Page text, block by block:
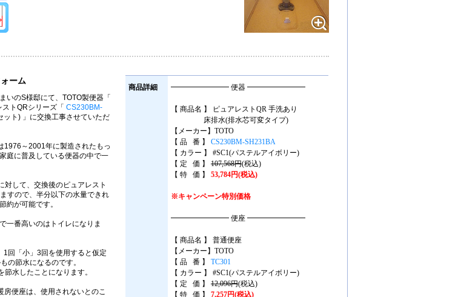
ーム
いのS様邸にて、TOTO製便器「
トQRシリーズ「 CS230BM-
ット) 」に交換工事させていただ
1976～2001年に製造されたもっ
庭に普及している便器の中で一
対して、交換後のピュアレスト
すので、半分以下の水量できれ
約が可能です。
一番高いのはトイレになりま
回「小」3回を使用すると仮定
の節水になるのです。
水したことになります。
房便座は、使用されないとのこ
商品詳細 ━━━━━━━━ 便器 ━━━━━━━━
【 商品名 】 ピュアレストQR 手洗あり
床排水(排水芯可変タイプ)
【メーカー】TOTO
【 品 番 】 CS230BM-SH231BA
【 カラー 】 #SC1(パステルアイボリー)
【 定 価 】 107,568円(税込)
【 特 価 】 53,784円(税込)
※キャンペーン特別価格
━━━━━━━━ 便座 ━━━━━━━━
【 商品名 】 普通便座
【メーカー】TOTO
【 品 番 】 TC301
【 カラー 】 #SC1(パステルアイボリー)
【 定 価 】 12,096円(税込)
【 特 価 】 7,257円(税込)